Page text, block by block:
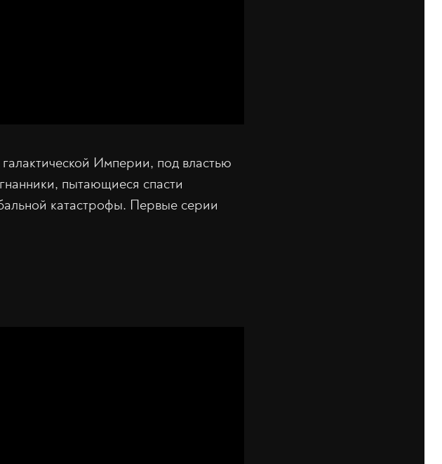
Империи, под властью
пытающиеся спасти
катастрофы. Первые серии